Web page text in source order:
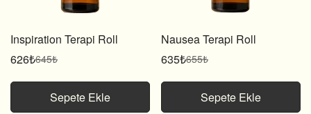
Inspiration Terapi Roll
Satış
fiyatı
626₺
Normal
fiyat
645₺
Sepete Ekle
Nausea Terapi Roll
Satış
fiyatı
635₺
Normal
fiyat
655₺
Sepete Ekle